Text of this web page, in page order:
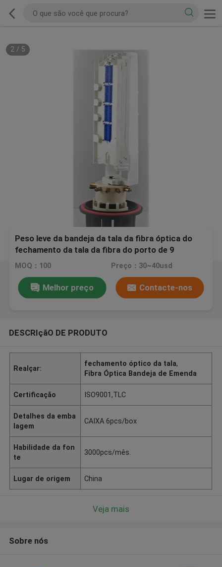
2/ 5
Peso leve da bandeja da tala da fibra óptica do
fechamento da tala da fibra do porto de 9
entradas
MOQ：100 Preço：30~40usd
Melhor preço Contacte-nos
DESCRIçãO DE PRODUTO
Realçar:
fechamento óptico da tala,
Fibra Óptica Bandeja de Emenda
Certificação ISO9001,TLC
Detalhes da emba
lagem
CAIXA 6pcs/box
Habilidade da fon
te
3000pcs/mês.
Lugar de origem China
Veja mais
Sobre nós